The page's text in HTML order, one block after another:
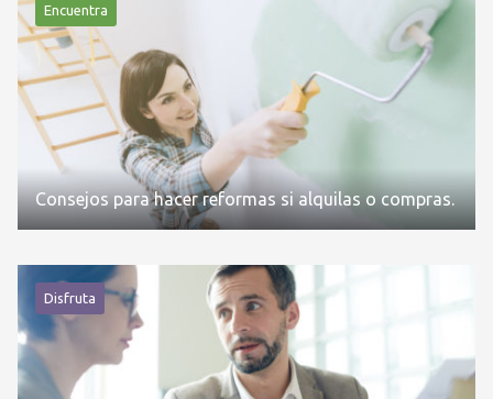
Encuentra
Consejos para hacer reformas si alquilas o compras.
Disfruta